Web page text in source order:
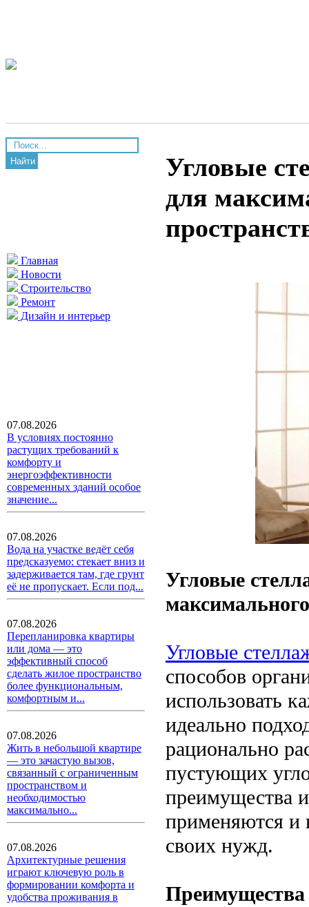
Найти
Главная
Новости
Строительство
Ремонт
Дизайн и интерьер
07.08.2026
В условиях постоянно
растущих требований к
комфорту и
энергоэффективности
современных зданий особое
значение...
07.08.2026
Вода на участке ведёт себя
предсказуемо: стекает вниз и
задерживается там, где грунт
её не пропускает. Если под...
07.08.2026
Перепланировка квартиры
или дома — это
эффективный способ
сделать жилое пространство
более функциональным,
комфортным и...
07.08.2026
Жить в небольшой квартире
— это зачастую вызов,
связанный с ограниченным
пространством и
необходимостью
максимально...
07.08.2026
Архитектурные решения
играют ключевую роль в
формировании комфорта и
удобства проживания в
Угловые
для
Угловые
Угловые
способов
использовать
идеально
рационально
пустующих
преимущества
применяются и
своих нужд.
Преимущества